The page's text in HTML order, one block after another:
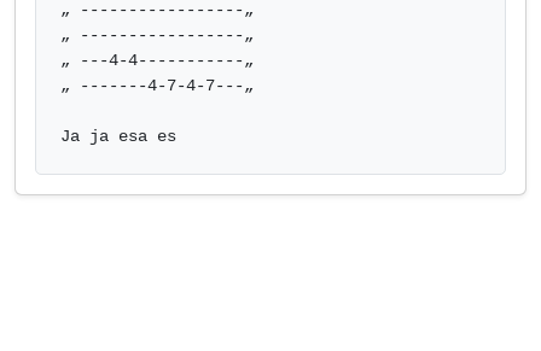
„ -----------------„
„ -----------------„
„ ---4-4-----------„
„ -------4-7-4-7---„
Ja ja esa es